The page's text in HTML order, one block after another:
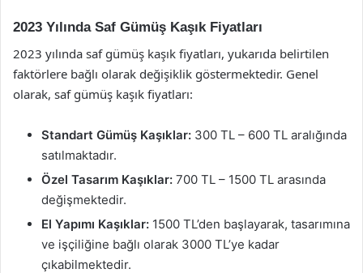
2023 Yılında Saf Gümüş Kaşık Fiyatları
2023 yılında saf gümüş kaşık fiyatları, yukarıda belirtilen
faktörlere bağlı olarak değişiklik göstermektedir. Genel
olarak, saf gümüş kaşık fiyatları:
Standart Gümüş Kaşıklar: 300 TL – 600 TL aralığında
satılmaktadır.
Özel Tasarım Kaşıklar: 700 TL – 1500 TL arasında
değişmektedir.
El Yapımı Kaşıklar: 1500 TL’den başlayarak, tasarımına
ve işçiliğine bağlı olarak 3000 TL’ye kadar
çıkabilmektedir.